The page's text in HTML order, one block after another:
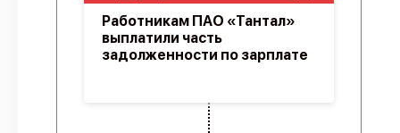
Работникам ПАО «Тантал»
выплатили часть
задолженности по зарплате